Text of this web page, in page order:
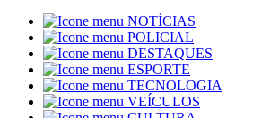
NOTÍCIAS
POLICIAL
DESTAQUES
ESPORTE
TECNOLOGIA
VEÍCULOS